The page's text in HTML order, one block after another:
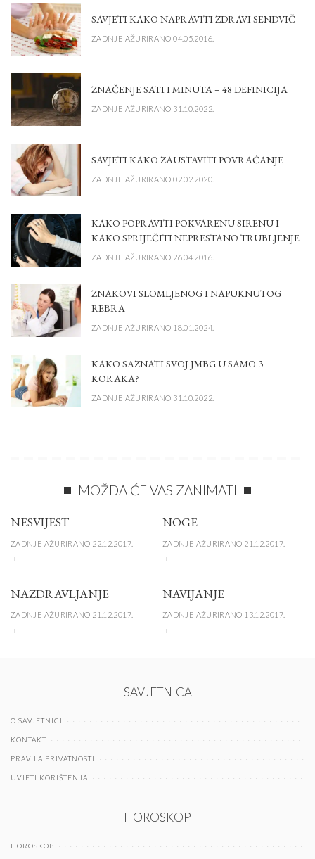
SAVJETI KAKO NAPRAVITI ZDRAVI SENDVIČ
ZADNJE AŽURIRANO 04.05.2016.
ZNAČENJE SATI I MINUTA – 48 DEFINICIJA
ZADNJE AŽURIRANO 31.10.2022.
SAVJETI KAKO ZAUSTAVITI POVRAĆANJE
ZADNJE AŽURIRANO 02.02.2020.
KAKO POPRAVITI POKVARENU SIRENU I
KAKO SPRIJEČITI NEPRESTANO TRUBLJENJE
ZADNJE AŽURIRANO 26.04.2016.
ZNAKOVI SLOMLJENOG I NAPUKNUTOG
REBRA
ZADNJE AŽURIRANO 18.01.2024.
KAKO SAZNATI SVOJ JMBG U SAMO 3
KORAKA?
ZADNJE AŽURIRANO 31.10.2022.
MOŽDA ĆE VAS ZANIMATI
NESVIJEST
ZADNJE AŽURIRANO 22.12.2017.
NOGE
ZADNJE AŽURIRANO 21.12.2017.
NAZDRAVLJANJE
ZADNJE AŽURIRANO 21.12.2017.
NAVIJANJE
ZADNJE AŽURIRANO 13.12.2017.
SAVJETNICA
O SAVJETNICI
KONTAKT
PRAVILA PRIVATNOSTI
UVJETI KORIŠTENJA
HOROSKOP
HOROSKOP